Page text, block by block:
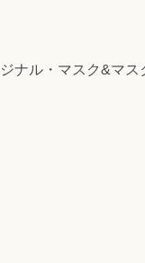
ナル・マスク&マス